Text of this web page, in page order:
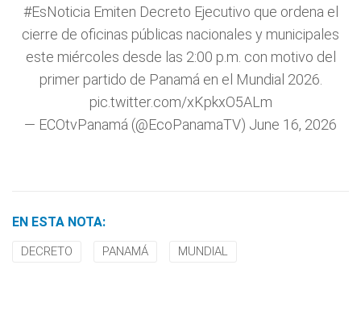
#EsNoticia Emiten Decreto Ejecutivo que ordena el
cierre de oficinas públicas nacionales y municipales
este miércoles desde las 2:00 p.m. con motivo del
primer partido de Panamá en el Mundial 2026.
pic.twitter.com/xKpkxO5ALm
— ECOtvPanamá (@EcoPanamaTV) June 16, 2026
EN ESTA NOTA:
DECRETO PANAMÁ MUNDIAL